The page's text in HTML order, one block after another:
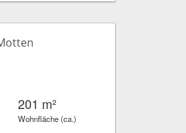
201 m²
Wohnfläche (ca.)